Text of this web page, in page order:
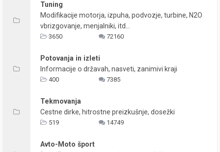
Tuning
Modifikacije motorja, izpuha, podvozje, turbine, N2O
vbrizgovanje, menjalniki, itd...
3650 72160
Potovanja in izleti
Informacije o državah, nasveti, zanimivi kraji
400 7385
Tekmovanja
Cestne dirke, hitrostne preizkušnje, dosežki
519 14749
Avto-Moto šport